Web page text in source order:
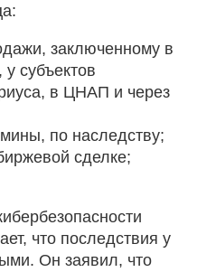
заключенному в
субъектов
в ЦНАП и через
по наследству;
сделке;
что последствия у
Он заявил, что